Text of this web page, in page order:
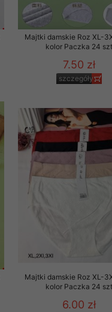
Majtki damskie Roz XL-
kolor Paczka 24
7.50 zł
szczegóły
Majtki damskie Roz XL-
kolor Paczka 24
6.00 zł